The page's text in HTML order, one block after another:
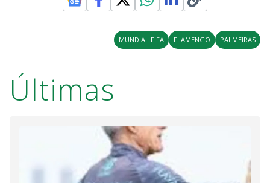
MUNDIAL FIFA FLAMENGO PALMEIRAS
Últimas